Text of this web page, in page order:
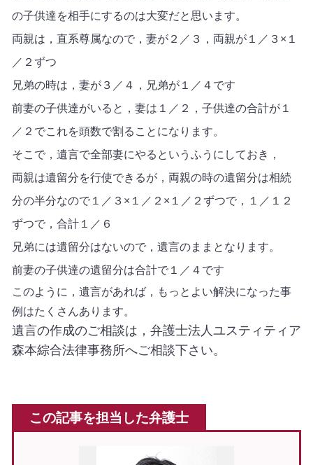
の子供達を相手にするのは大変だと思います。
両親は，直系尊属なので，妻が２／３，両親が１／３×１
／２ずつ
兄弟の時は，妻が３／４，兄弟が１／４です
前妻の子供達がいると，妻は１／２，子供達の合計が１
／２でこれを頭数で割ることになります。
そこで，遺言で全部妻にやるというふうにしておき，
両親は遺留分を行使できるが，両親の時の遺留分は相続
分の半分なので１／３×１／２×１／２ずつで，１／１２
ずつで，合計１／６
兄弟には遺留分はないので，遺言のままとなります。
前妻の子供達の遺留分は合計で１／４です
このように，遺言があれば，もっとよい解決になった事
例はたくさんあります。
遺言の作成のご相談は，弁護士法人ユスティティア
森本綜合法律事務所へご相談下さい。
この記事を担当した弁護士